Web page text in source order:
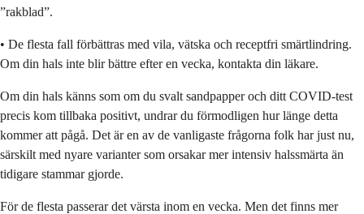
”rakblad”.
• De flesta fall förbättras med vila, vätska och receptfri smärtlindring.
Om din hals inte blir bättre efter en vecka, kontakta din läkare.
Om din hals känns som om du svalt sandpapper och ditt COVID-test
precis kom tillbaka positivt, undrar du förmodligen hur länge detta
kommer att pågå. Det är en av de vanligaste frågorna folk har just nu,
särskilt med nyare varianter som orsakar mer intensiv halssmärta än
tidigare stammar gjorde.
För de flesta passerar det värsta inom en vecka. Men det finns mer